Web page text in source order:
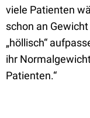
viele Patienten
schon an
„höllisch“
ihr
Patienten.“